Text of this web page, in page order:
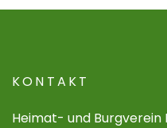
KONTAKT
Heimat- und Burgverein